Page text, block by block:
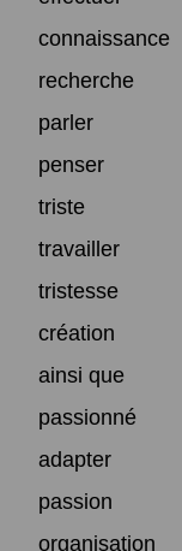
connaissance
recherche
parler
penser
triste
travailler
tristesse
création
ainsi que
passionné
adapter
passion
organisation